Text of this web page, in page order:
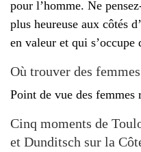
pour l’homme. Ne
plus heureuse aux côtés
en valeur et qui s’occupe
Où trouver des
Point de vue des femmes
Cinq moments de
et Dunditsch sur la